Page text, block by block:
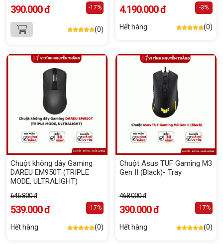
390.000 đ -17%
(0)
4.190.000 đ -3%
Hết hàng (0)
Chuột không dây Gaming
DAREU EM950T (TRIPLE
MODE, ULTRALIGHT)
646.800 đ
539.000 đ -17%
Hết hàng (0)
Chuột Asus TUF Gaming M3
Gen II (Black)- Tray
468.000 đ
390.000 đ -17%
Hết hàng (0)